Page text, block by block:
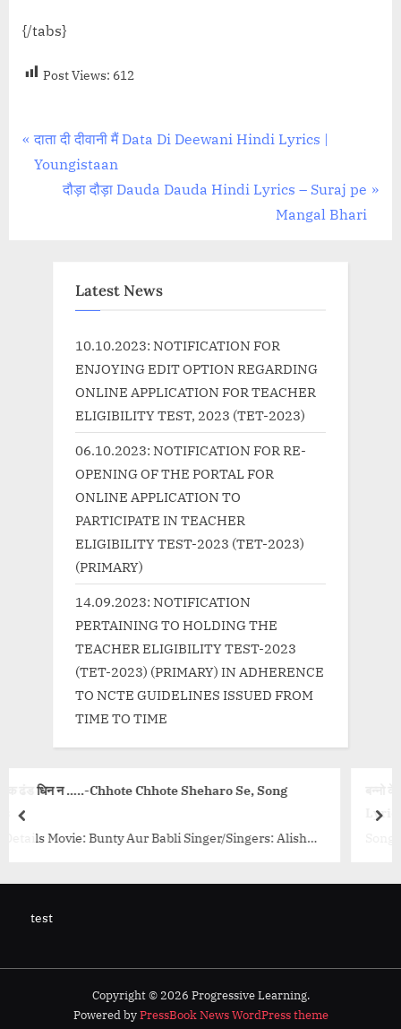
{/tabs}
Post Views: 612
Post
navigation
P
r
दाता दी दीवानी मैं Data Di Deewani Hindi Lyrics |
Youngistaan
N
दौड़ा दौड़ा Dauda Dauda Hindi Lyrics – Suraj pe
Mangal Bhari
Latest News
10.10.2023: NOTIFICATION FOR
ENJOYING EDIT OPTION REGARDING
ONLINE APPLICATION FOR TEACHER
ELIGIBILITY TEST, 2023 (TET-2023)
06.10.2023: NOTIFICATION FOR RE-
OPENING OF THE PORTAL FOR
ONLINE APPLICATION TO
PARTICIPATE IN TEACHER
ELIGIBILITY TEST-2023 (TET-2023)
(PRIMARY)
14.09.2023: NOTIFICATION
PERTAINING TO HOLDING THE
TEACHER ELIGIBILITY TEST-2023
(TET-2023) (PRIMARY) IN ADHERENCE
TO NCTE GUIDELINES ISSUED FROM
TIME TO TIME
Sheharo Se, Song
Singer/Singers: Alisha
Joshi,...<p
uncategorized/chhote-
text"> “दिन धिनक ढंड धिन न
Lyrics”</span> »</a>
बन्नो के हाथ भरी मेहँदी-Banno Ke
Song Details Movie: Chandani
Shamshad Begum, Sunder,
link">Read More<span
हाथ भरी मेहँदी-Banno Ke Hath
Lyrics”</span> »</a></p>
prev
test
Copyright © 2026 Progressive Learning.
Powered byPressBook News WordPress theme